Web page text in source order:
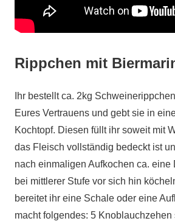
Rippchen mit
Ihr bestellt ca. 2kg
Eures Vertrauens und gebt sie in
Kochtopf. Diesen füllt ihr soweit mit
das Fleisch vollständig bedeckt ist
nach einmaligen Aufkochen ca. eine
bei mittlerer Stufe vor sich hin
bereitet ihr eine Schale oder eine
macht folgendes: 5 Knoblauchzehen